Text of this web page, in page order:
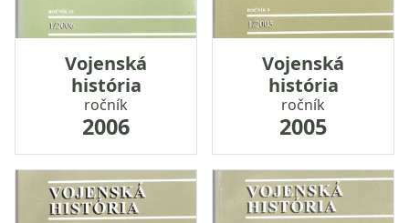
Vojenská
história
ročník
2006
Vojenská
história
ročník
2005